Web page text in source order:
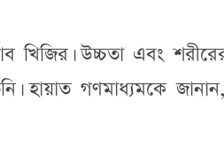
খিজির। উচ্চতা এবং
হায়াত গণমাধ্যমকে